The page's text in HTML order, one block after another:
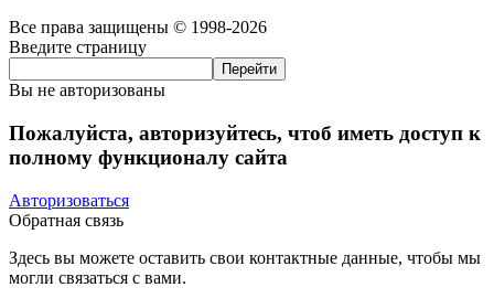
Все права защищены © 1998-2026
Введите страницу
Вы не авторизованы
Пожалуйста, авторизуйтесь, чтоб иметь доступ к
полному функционалу сайта
Авторизоваться
Обратная связь
Здесь вы можете оставить свои контактные данные, чтобы мы
могли связаться с вами.